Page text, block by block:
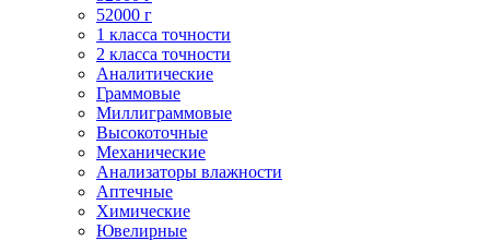
52000 г
1 класса точности
2 класса точности
Аналитические
Граммовые
Миллиграммовые
Высокоточные
Механические
Анализаторы влажности
Аптечные
Химические
Ювелирные